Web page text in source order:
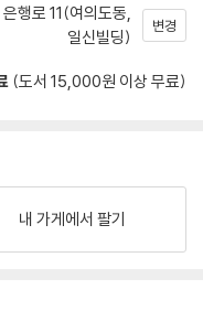
행로 11(여의도동,
일신빌딩)
변경
(도서 15,000원 이상 무료)
내 가게에서 팔기